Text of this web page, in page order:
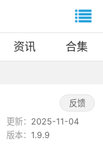
资讯 合集
反馈
更新： 2025-11-04
版本： 1.9.9